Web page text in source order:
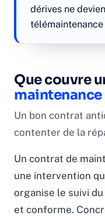
dérives ne
télémaintenance
Que couvre
maintenance
Un bon contrat
contenter de la
Un contrat de
une intervention
organise le suivi
et conforme.